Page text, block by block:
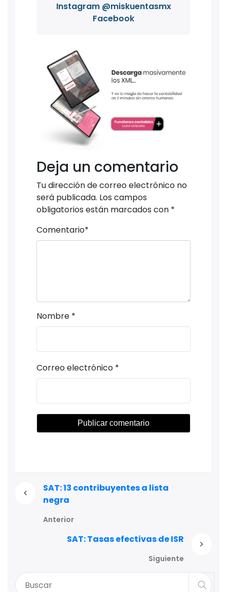
Instagram @miskuentasmx
Facebook
Deja un comentario
Tu dirección de correo electrónico no
será publicada. Los campos
obligatorios están marcados con *
Comentario*
Nombre *
Correo electrónico *
SAT: 13 contribuyentes a lista
negra
Anterior
SAT: Tasas efectivas de ISR
Siguiente